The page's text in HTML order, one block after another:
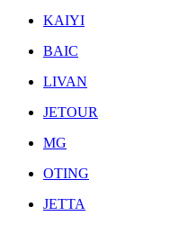
KAIYI
BAIC
LIVAN
JETOUR
MG
OTING
JETTA